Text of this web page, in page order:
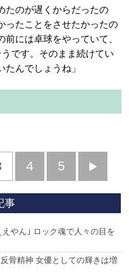
のが遅くからだったの
ったことをさせたかったの
には卓球をやっていて、
です。そのまま続けてい
んでしょうね」
4 5
へ
事
えやん｣ ロック魂で人々の目を
骨精神 女優としての輝きは増